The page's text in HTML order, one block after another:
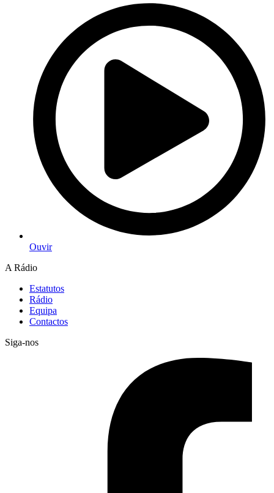
Ouvir
A Rádio
Estatutos
Rádio
Equipa
Contactos
Siga-nos